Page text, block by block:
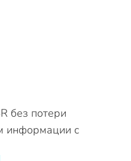
без потери
информации с